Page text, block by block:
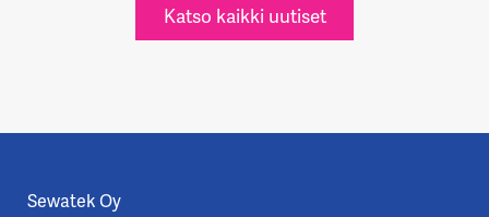
Katso kaikki uutiset
Sewatek Oy